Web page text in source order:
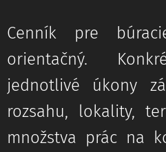
Cenník pre
orientačný.
jednotlivé úkony
rozsahu, lokality,
množstva prác na